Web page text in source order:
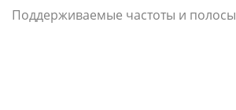
Поддерживаемые частоты и полосы